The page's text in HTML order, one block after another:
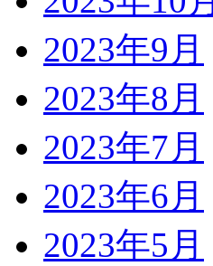
2023年9月
2023年8月
2023年7月
2023年6月
2023年5月